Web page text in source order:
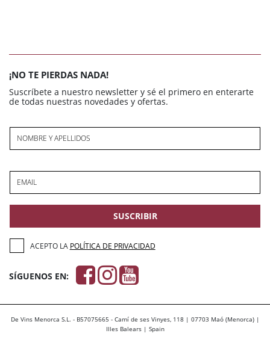
¡NO TE PIERDAS NADA!
Suscríbete a nuestro newsletter y sé el primero en enterarte
de todas nuestras novedades y ofertas.
NOMBRE Y APELLIDOS
EMAIL
SUSCRIBIR
ACEPTO LA POLÍTICA DE PRIVACIDAD
SÍGUENOS EN:
De Vins Menorca S.L. - B57075665 - Camí de ses Vinyes, 118 | 07703 Maó (Menorca) |
Illes Balears | Spain